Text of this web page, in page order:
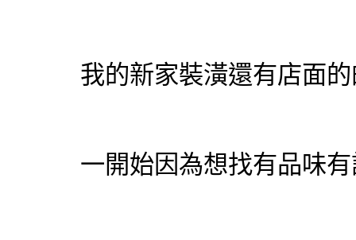
我的新家裝潢還有店面
一開始因為想找有品味